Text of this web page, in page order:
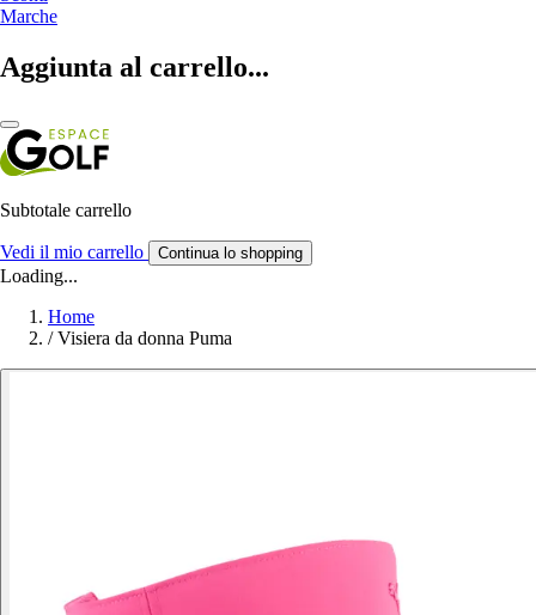
Marche
Aggiunta al carrello...
Subtotale carrello
Vedi il mio carrello Continua lo shopping
Loading...
Home
/ Visiera da donna Puma